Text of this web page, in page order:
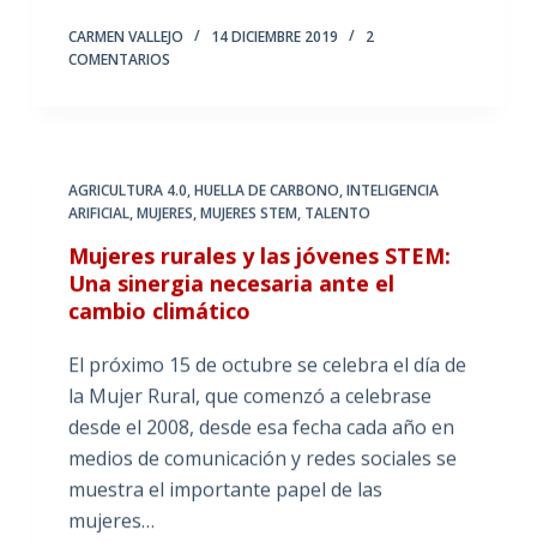
CARMEN VALLEJO 14 DICIEMBRE 2019
2
COMENTARIOS
AGRICULTURA 4.0,HUELLA DE CARBONO,INTELIGENCIA
ARIFICIAL,MUJERES,MUJERES STEM, TALENTO
Mujeres rurales y las jóvenes STEM:
Una sinergia necesaria ante el
cambio climático
El próximo 15 de octubre se celebra el día de
la Mujer Rural, que comenzó a celebrase
desde el 2008, desde esa fecha cada año en
medios de comunicación y redes sociales se
muestra el importante papel de las
mujeres…